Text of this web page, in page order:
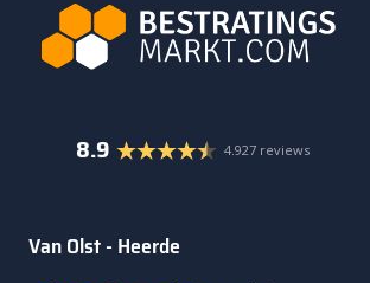
8.9 4.927 reviews
Van Olst - Heerde